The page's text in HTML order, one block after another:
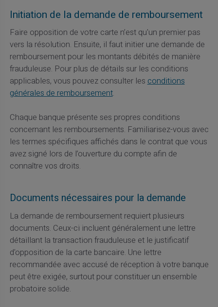
Initiation de la demande de remboursement
Faire opposition de votre carte n’est qu'un premier pas
vers la résolution. Ensuite, il faut initier une demande de
remboursement pour les montants débités de manière
frauduleuse. Pour plus de détails sur les conditions
applicables, vous pouvez consulter lesconditions
générales de remboursement.
Chaque banque présente ses propres conditions
concernant les remboursements. Familiarisez-vous avec
les termes spécifiques affichés dans le contrat que vous
avez signé lors de l’ouverture du compte afin de
connaître vos droits.
Documents nécessaires pour la demande
La demande de remboursement requiert plusieurs
documents. Ceux-ci incluent généralement une lettre
détaillant la transaction frauduleuse et le justificatif
d'opposition de la carte bancaire. Une lettre
recommandée avec accusé de réception à votre banque
peut être exigée, surtout pour constituer un ensemble
probatoire solide.